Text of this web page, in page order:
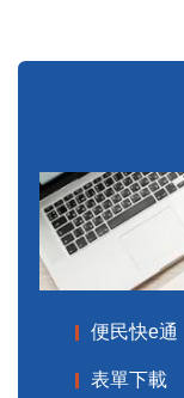
便民快e通
表單下載